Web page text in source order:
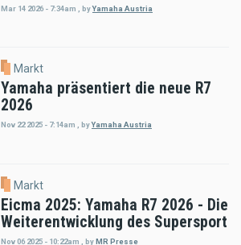
Mar 14 2026 - 7:34am byYamaha Austria
Markt
Yamaha präsentiert die neue R7
2026
Nov 22 2025 - 7:14am , byYamaha Austria
Markt
Eicma 2025: Yamaha R7 2026 - Die
Weiterentwicklung des Supersport
Nov 06 2025 - 10:22am , byMR Presse